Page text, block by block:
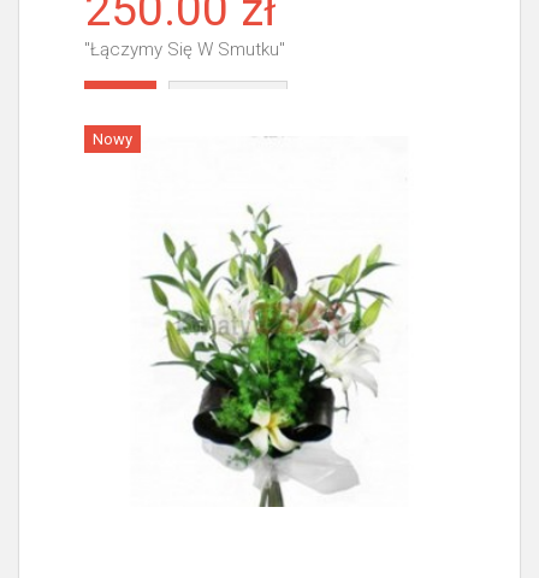
"Łączymy Się W Smutku"
Nowy